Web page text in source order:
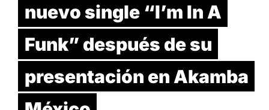
nuevo single “I’m In A
Funk” después de su
presentación en Akamba